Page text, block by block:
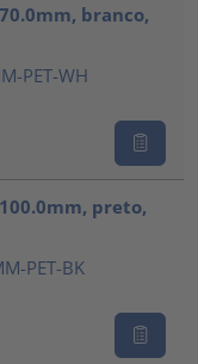
branco,
PET-WH
preto,
PET-BK